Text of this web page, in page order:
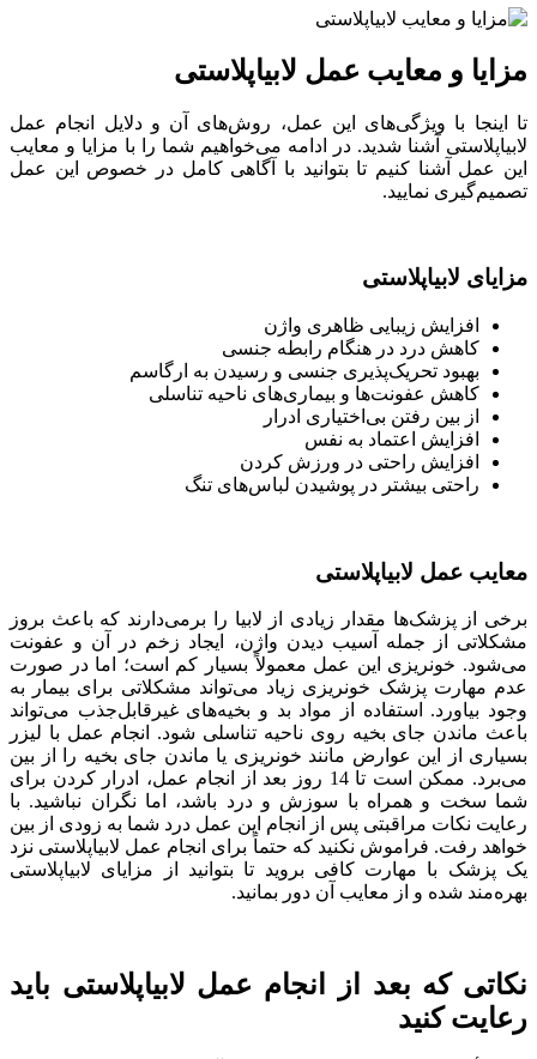
مزایا و معایب عمل لابیاپلاستی
تا اینجا با ویژگی‌های این عمل، روش‌های آن و دلایل انجام عمل
لابیاپلاستی آشنا شدید. در ادامه می‌خواهیم شما را با مزایا و معایب
این عمل آشنا کنیم تا بتوانید با آگاهی کامل در خصوص این عمل
تصمیم‌گیری نمایید.
مزایای لابیاپلاستی
افزایش زیبایی ظاهری واژن
کاهش درد در هنگام رابطه جنسی
بهبود تحریک‌پذیری جنسی و رسیدن به ارگاسم
کاهش عفونت‌ها و بیماری‌های ناحیه تناسلی
از بین رفتن بی‌اختیاری ادرار
افزایش اعتماد به نفس
افزایش راحتی در ورزش کردن
راحتی بیشتر در پوشیدن لباس‌های تنگ
معایب عمل لابیاپلاستی
برخی از پزشک‌ها مقدار زیادی از لابیا را برمی‌دارند که باعث بروز
مشکلاتی از جمله آسیب دیدن واژن، ایجاد زخم در آن و عفونت
می‌شود. خونریزی این عمل معمولاً بسیار کم است؛ اما در صورت
عدم مهارت پزشک خونریزی زیاد می‌تواند مشکلاتی برای بیمار به
وجود بیاورد. استفاده از مواد بد و بخیه‌های غیرقابل‌جذب می‌تواند
باعث ماندن جای بخیه روی ناحیه تناسلی شود. انجام عمل با لیزر
بسیاری از این عوارض مانند خونریزی یا ماندن جای بخیه را از بین
می‌برد. ممکن است تا 14 روز بعد از انجام عمل، ادرار کردن برای
شما سخت و همراه با سوزش و درد باشد، اما نگران نباشید. با
رعایت نکات مراقبتی پس از انجام این عمل درد شما به زودی از بین
خواهد رفت. فراموش نکنید که حتماً برای انجام عمل لابیاپلاستی نزد
یک پزشک با مهارت کافی بروید تا بتوانید از مزایای لابیاپلاستی
بهره‌مند شده و از معایب آن دور بمانید.
نکاتی که بعد از انجام عمل لابیاپلاستی باید
رعایت کنید